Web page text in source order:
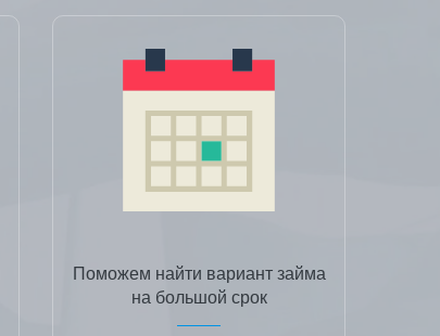
Поможем найти вариант займа
на большой срок